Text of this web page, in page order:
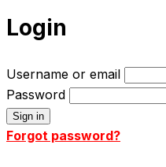
Login
Username or email
Password
Forgot password?